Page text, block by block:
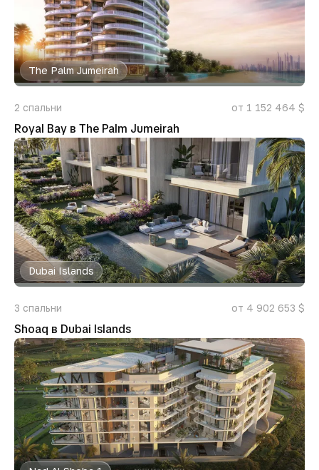
The Palm Jumeirah
2 спальни от 1 152 464 $
Royal Bay в The Palm Jumeirah
Dubai Islands
3 спальни от 4 902 653 $
Shoaq в Dubai Islands